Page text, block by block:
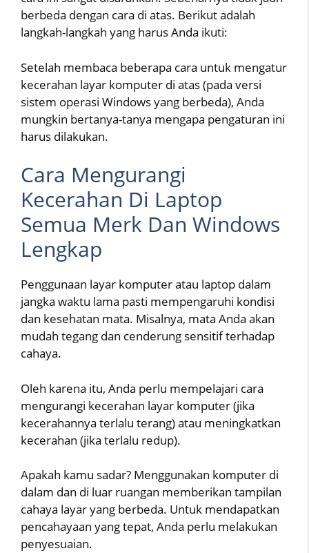
berbeda dengan cara di atas. Berikut adalah
langkah-langkah yang harus Anda ikuti:
Setelah membaca beberapa cara untuk mengatur
kecerahan layar komputer di atas (pada versi
sistem operasi Windows yang berbeda), Anda
mungkin bertanya-tanya mengapa pengaturan ini
harus dilakukan.
Cara Mengurangi
Kecerahan Di Laptop
Semua Merk Dan Windows
Lengkap
Penggunaan layar komputer atau laptop dalam
jangka waktu lama pasti mempengaruhi kondisi
dan kesehatan mata. Misalnya, mata Anda akan
mudah tegang dan cenderung sensitif terhadap
cahaya.
Oleh karena itu, Anda perlu mempelajari cara
mengurangi kecerahan layar komputer (jika
kecerahannya terlalu terang) atau meningkatkan
kecerahan (jika terlalu redup).
Apakah kamu sadar? Menggunakan komputer di
dalam dan di luar ruangan memberikan tampilan
cahaya layar yang berbeda. Untuk mendapatkan
pencahayaan yang tepat, Anda perlu melakukan
penyesuaian.